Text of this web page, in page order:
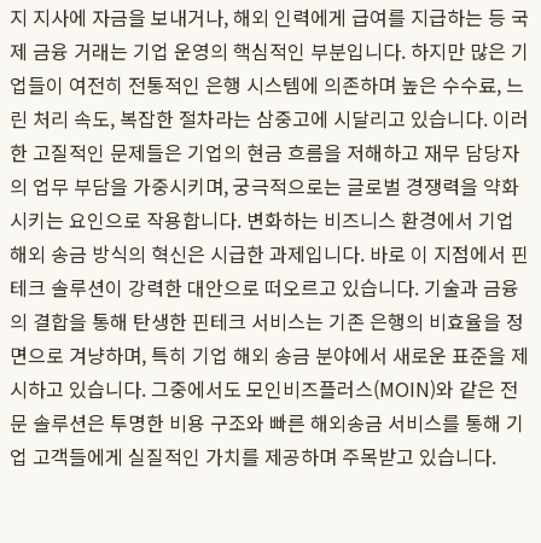
지 지사에 자금을 보내거나, 해외 인력에게 급여를 지급하는 등 국
제 금융 거래는 기업 운영의 핵심적인 부분입니다. 하지만 많은 기
업들이 여전히 전통적인 은행 시스템에 의존하며 높은 수수료, 느
린 처리 속도, 복잡한 절차라는 삼중고에 시달리고 있습니다. 이러
한 고질적인 문제들은 기업의 현금 흐름을 저해하고 재무 담당자
의 업무 부담을 가중시키며, 궁극적으로는 글로벌 경쟁력을 약화
시키는 요인으로 작용합니다. 변화하는 비즈니스 환경에서 기업
해외 송금 방식의 혁신은 시급한 과제입니다. 바로 이 지점에서 핀
테크 솔루션이 강력한 대안으로 떠오르고 있습니다. 기술과 금융
의 결합을 통해 탄생한 핀테크 서비스는 기존 은행의 비효율을 정
면으로 겨냥하며, 특히 기업 해외 송금 분야에서 새로운 표준을 제
시하고 있습니다. 그중에서도 모인비즈플러스(MOIN)와 같은 전
문 솔루션은 투명한 비용 구조와 빠른 해외송금 서비스를 통해 기
업 고객들에게 실질적인 가치를 제공하며 주목받고 있습니다.